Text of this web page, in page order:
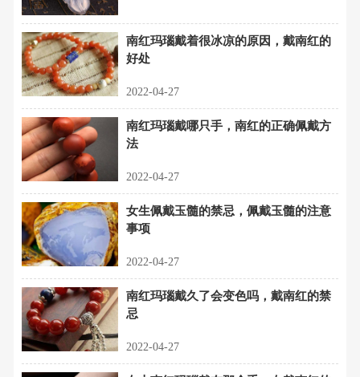
南红玛瑙戴着很冰凉的原因，戴南红的
好处
2022-04-27
南红玛瑙戴哪只手，南红的正确佩戴方
法
2022-04-27
女生佩戴玉髓的禁忌，佩戴玉髓的注意
事项
2022-04-27
南红玛瑙戴久了会变色吗，戴南红的禁
忌
2022-04-27